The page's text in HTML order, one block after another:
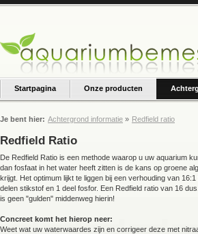
Startpagina Onze producten
Je bent hier: Achtergrond informatie » Redfield ratio
Redfield Ratio
De Redfield Ratio is een methode waarop u uw aquarium
dan fosfaat in het water heeft zitten is de kans op groene
krijgt. Het optimum lijkt te liggen bij een verhouding van
delen stikstof en 1 deel fosfor. Een Redfield ratio van 16
is geen "gulden" middenweg hierin!
Concreet komt het hierop neer:
Weet wat uw waterwaardes zijn en corrigeer deze met